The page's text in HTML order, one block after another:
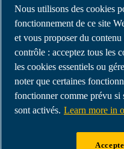
Partenaires
Espace
Partenaires
commerciaux
E-
Connect
2.0
Portal
Nous utilisons des cookies
fonctionnement de ce site
et vous proposer du
contrôle : acceptez tous les
les cookies essentiels ou
noter que certaines
fonctionner comme prévu si
sont activés. Learn more in